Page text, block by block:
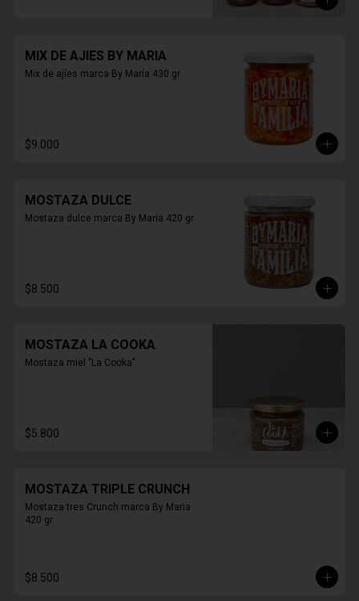
MIX DE AJIES BY MARIA
Mix de ajíes marca By María 430 gr
$9.000
MOSTAZA DULCE
Mostaza dulce marca By Maria 420 gr
$8.500
MOSTAZA LA COOKA
Mostaza miel "La Cooka"
$5.800
MOSTAZA TRIPLE CRUNCH
Mostaza tres Crunch marca By Maria
420 gr
$8.500